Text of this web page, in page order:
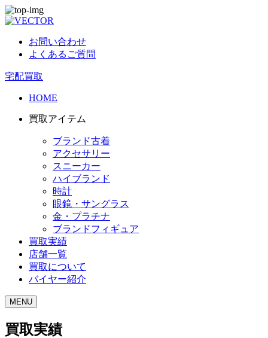
お問い合わせ
よくあるご質問
宅配買取
HOME
買取アイテム
ブランド古着
アクセサリー
スニーカー
ハイブランド
時計
眼鏡・サングラス
金・プラチナ
ブランドフィギュア
買取実績
店舗一覧
買取について
バイヤー紹介
MENU
買取実績